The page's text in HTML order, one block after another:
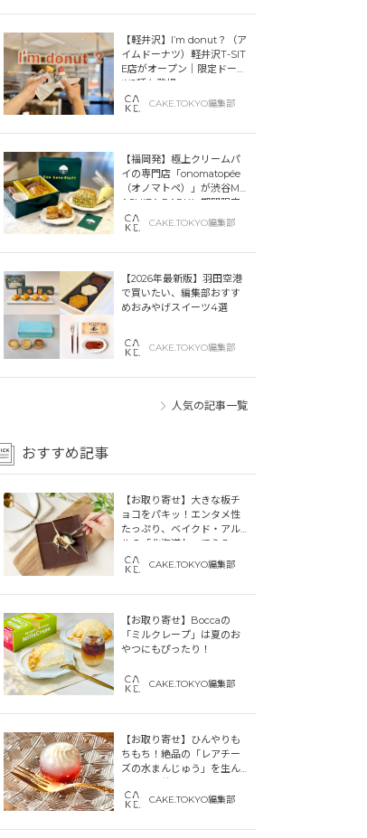
【軽井沢】I’m donut？（ア
イムドーナツ）軽井沢T-SIT
E店がオープン｜限定ドーナ
ツ2種も登場
CAKE.TOKYO編集部
【福岡発】極上クリームパ
イの専門店「onomatopée
（オノマトペ）」が渋谷MIY
ASHITA PARKに期間限定
オープン！CAKE.TOKYO編集部
【2026年最新版】羽田空港
で買いたい、編集部おすす
めおみやげスイーツ4選
CAKE.TOKYO編集部
人気の記事一覧
おすすめ記事
【お取り寄せ】大きな板チ
ョコをパキッ！エンタメ性
たっぷり、ベイクド・アル
ルの「北海道わってらみ
す」
CAKE.TOKYO編集部
【お取り寄せ】Boccaの
「ミルクレープ」は夏のお
やつにもぴったり！
CAKE.TOKYO編集部
【お取り寄せ】ひんやりも
ちもち！絶品の「レアチー
ズの水まんじゅう」を生ん
だ「中津菓子かねい」のス
トーリーCAKE.TOKYO編集部